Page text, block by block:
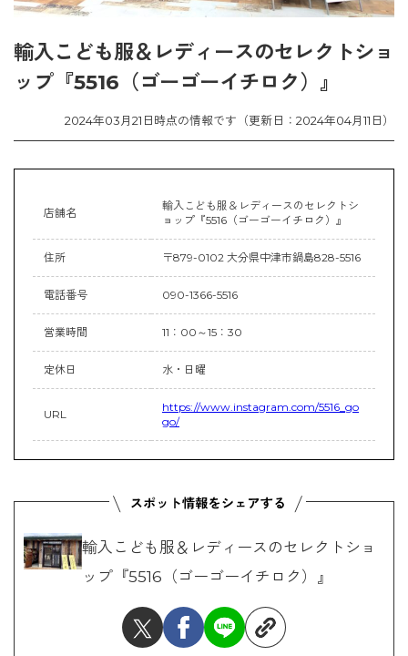
輸入こども服＆レディースのセレクトショ
ップ『5516（ゴーゴーイチロク）』
2024年03月21日時点の情報です（更新日：2024年04月11日）
店舗名
輸入こども服＆レディースのセレクトシ
ョップ『5516（ゴーゴーイチロク）』
住所 〒879-0102 大分県中津市鍋島828-5516
電話番号 090-1366-5516
営業時間 11：00～15：30
定休日 水・日曜
URL
https://www.instagram.com/5516_go
go/
輸入こども服＆レディースのセレクトショ
ップ『5516（ゴーゴーイチロク）』